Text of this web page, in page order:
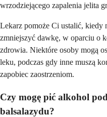
wrzodziejącego zapalenia jelita
Lekarz pomoże Ci ustalić, kiedy
zmniejszyć dawkę, w oparciu o
zdrowia. Niektóre osoby mogą
leku, podczas gdy inne muszą
zapobiec zaostrzeniom.
Czy mogę pić alkohol
balsalazydu?